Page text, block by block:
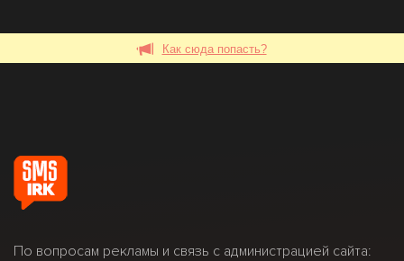
Как сюда попасть?
По вопросам рекламы и связь с администрацией сайта: